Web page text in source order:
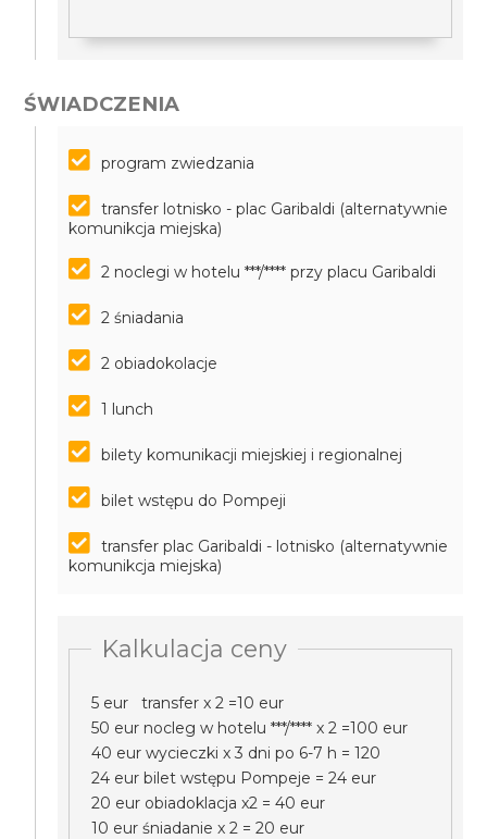
ŚWIADCZENIA
program zwiedzania
transfer lotnisko - plac Garibaldi (alternatywnie
komunikcja miejska)
2 noclegi w hotelu ***/**** przy placu Garibaldi
2 śniadania
2 obiadokolacje
1 lunch
bilety komunikacji miejskiej i regionalnej
bilet wstępu do Pompeji
transfer plac Garibaldi - lotnisko (alternatywnie
komunikcja miejska)
Kalkulacja ceny
5 eur transfer x 2 =10 eur
50 eur nocleg w hotelu ***/**** x 2 =100 eur
40 eur wycieczki x 3 dni po 6-7 h = 120
24 eur bilet wstępu Pompeje = 24 eur
20 eur obiadoklacja x2 = 40 eur
10 eur śniadanie x 2 = 20 eur